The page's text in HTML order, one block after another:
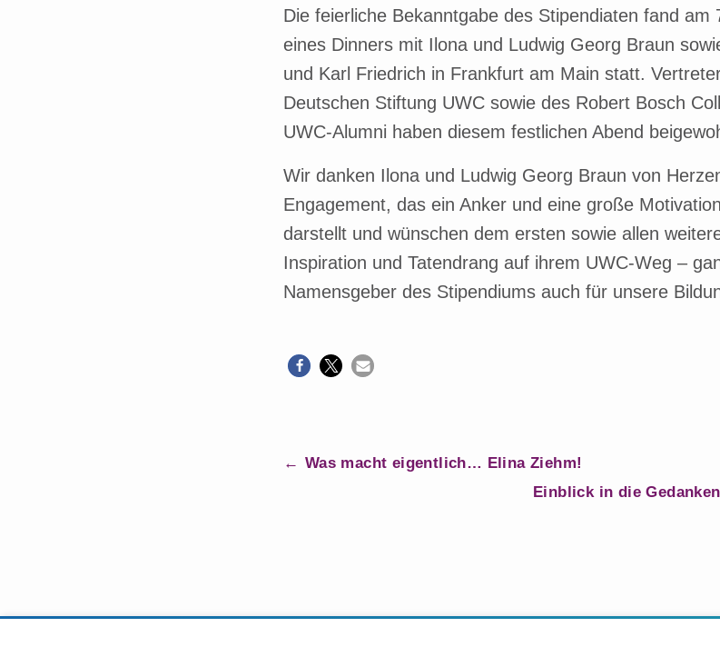
Die feierliche Bekanntgabe des Stipendiaten fand am
eines Dinners mit Ilona und Ludwig Georg Braun
und Karl Friedrich in Frankfurt am Main statt.
Deutschen Stiftung UWC sowie des Robert Bosch
UWC-Alumni haben diesem festlichen Abend
Wir danken Ilona und Ludwig Georg Braun von
Engagement, das ein Anker und eine große
darstellt und wünschen dem ersten sowie allen
Inspiration und Tatendrang auf ihrem UWC-Weg –
Namensgeber des Stipendiums auch für unsere
B Was macht eigentlich… Elina Ziehm!
Einblick in die